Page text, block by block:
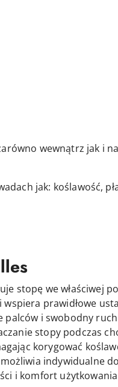
wewnątrz jak i
jak: koślawość,
stopę we właściwej
prawidłowe
palców i swobodny ruch
stopy podczas
korygować
indywidualne
i komfort użytkowania